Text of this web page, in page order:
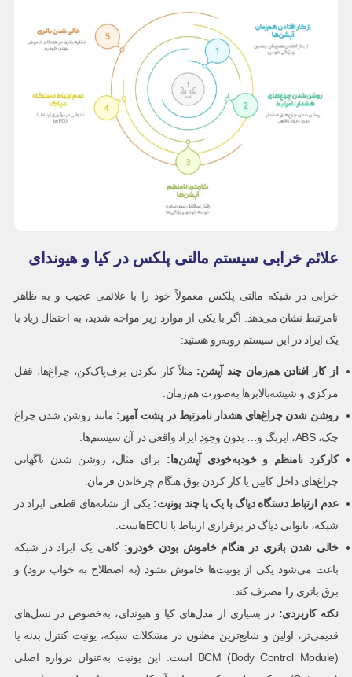
علائم خرابی سیستم مالتی پلکس در کیا و هیوندای
خرابی در شبکه مالتی پلکس معمولاً خود را با علائمی عجیب و به ظاهر
نامرتبط نشان می‌دهد. اگر با یکی از موارد زیر مواجه شدید، به احتمال زیاد با
یک ایراد در این سیستم روبه‌رو هستید:
از کار افتادن هم‌زمان چند آپشن: مثلاً کار نکردن برف‌پاک‌کن، چراغ‌ها، قفل
مرکزی و شیشه‌بالابرها به‌صورت هم‌زمان.
روشن شدن چراغ‌های هشدار نامرتبط در پشت آمپر : مانند روشن شدن چراغ
چک، ABS، ایربگ و… بدون وجود ایراد واقعی در آن سیستم‌ها.
کارکرد نامنظم و خودبه‌خودی آپشن‌ها: برای مثال، روشن شدن ناگهانی
چراغ‌های داخل کابین یا کار کردن بوق هنگام چرخاندن فرمان.
عدم ارتباط دستگاه دیاگ با یک یا چند یونیت: یکی از نشانه‌های قطعی ایراد در
شبکه، ناتوانی دیاگ در برقراری ارتباط با ECUهاست.
خالی شدن باتری در هنگام خاموش بودن خودرو: گاهی یک ایراد در شبکه
باعث می‌شود یکی از یونیت‌ها خاموش نشود (به اصطلاح به خواب نرود) و
برق باتری را مصرف کند.
نکته کاربردی:در بسیاری از مدل‌های کیا و هیوندای، به‌خصوص در نسل‌های
قدیمی‌تر، اولین و شایع‌ترین مظنون در مشکلات شبکه، یونیت کنترل بدنه یا
BCM (Body Control Module) است. این یونیت به‌عنوان دروازه اصلی